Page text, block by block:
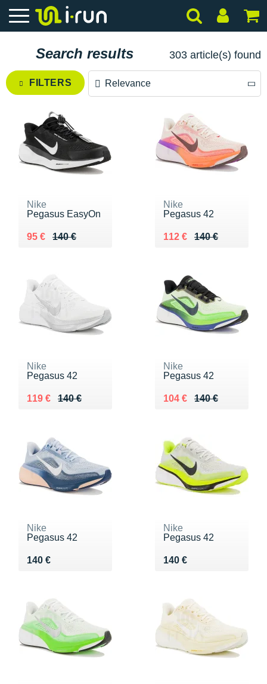
Search results 303 article(s) found
FILTERS Relevance
Price descending
Price ascending
Nike
Pegasus EasyOn
140 €
Au lieu de 140 €
95 €
Vendu 95 €
Nike
Pegasus 42
140 €
Au lieu de 140 €
112 €
Vendu 112 €
Nike
Pegasus 42
140 €
Au lieu de 140 €
119 €
Vendu 119 €
Nike
Pegasus 42
140 €
Au lieu de 140 €
104 €
Vendu 104 €
Nike
Pegasus 42
140 €
Vendu 140 €
Nike
Pegasus 42
140 €
Vendu 140 €